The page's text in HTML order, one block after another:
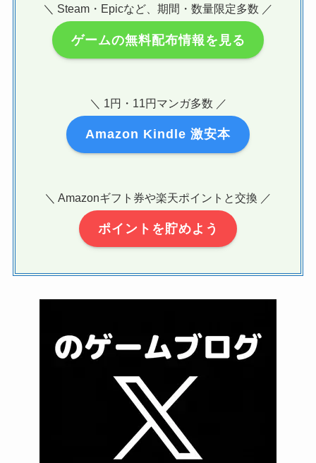
＼ Steam・Epicなど、期間・数量限定多数 ／
ゲームの無料配布情報を見る
＼ 1円・11円マンガ多数 ／
Amazon Kindle 激安本
＼ Amazonギフト券や楽天ポイントと交換 ／
ポイントを貯めよう